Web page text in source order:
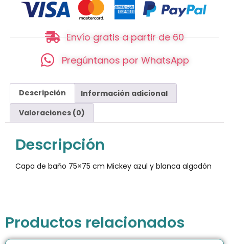
Envío gratis a partir de 60
Pregúntanos por WhatsApp
Descripción
Información adicional
Valoraciones (0)
Descripción
Capa de baño 75×75 cm Mickey azul y blanca algodón
Productos relacionados